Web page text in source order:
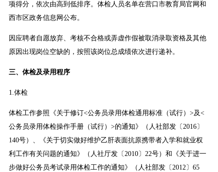
项得分，依次由高到低排序。体检人员名单在营口市教育局官网和
西市区政务信息网公布。
因应聘者自愿放弃、考核不合格或弄虚作假被取消录取资格及其他
原因出现岗位空缺的，按照该岗位总成绩依次进行递补。
三、体检及录用程序
1.体检
体检工作参照《关于修订<公务员录用体检通用标准（试行）>及<
公务员录用体检操作手册（试行）>的通知》（人社部发〔2016〕
140号）、《关于切实做好维护乙肝表面抗原携带者入学和就业权
利工作有关问题的通知》（人社厅发〔2010〕22号）和《关于进一
步做好公务员考试录用体检工作的通知》（人社部发〔2012〕65